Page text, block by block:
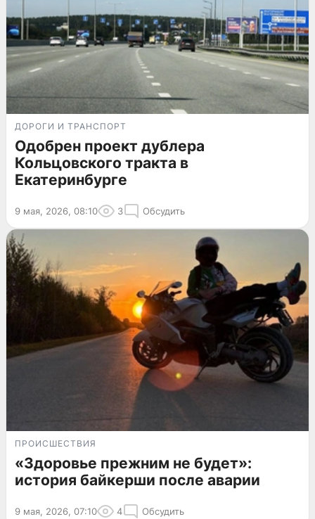
ДОРОГИ И ТРАНСПОРТ
Одобрен проект дублера
Кольцовского тракта в
Екатеринбурге
9 мая, 2026, 08:10 3 Обсудить
ПРОИСШЕСТВИЯ
«Здоровье прежним не будет»:
история байкерши после аварии
9 мая, 2026, 07:10 4 Обсудить